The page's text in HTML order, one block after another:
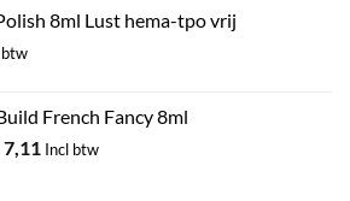
8ml Lust hema-tpo vrij
btw
French Fancy 8ml
7,11 Incl btw